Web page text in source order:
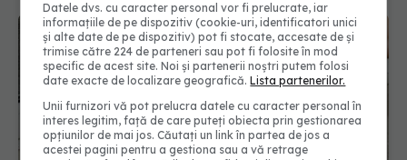
Datele dvs. cu caracter personal vor fi prelucrate, iar
informațiile de pe dispozitiv (cookie-uri, identificatori unici
și alte date de pe dispozitiv) pot fi stocate, accesate de și
trimise către 224 de parteneri sau pot fi folosite în mod
specific de acest site. Noi și partenerii noștri putem folosi
date exacte de localizare geografică.Lista partenerilor.
Unii furnizori vă pot prelucra datele cu caracter personal în
interes legitim, față de care puteți obiecta prin gestionarea
opțiunilor de mai jos. Căutați un link în partea de jos a
acestei pagini pentru a gestiona sau a vă retrage